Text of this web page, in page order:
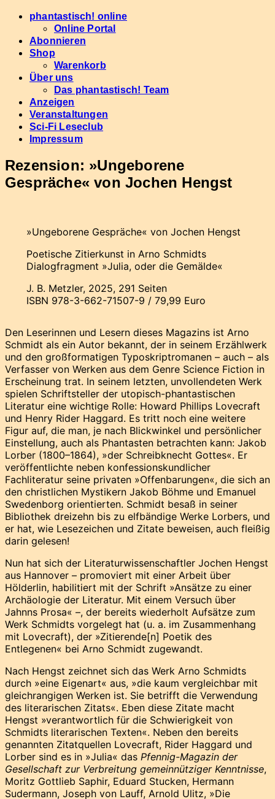
Skip
content
phantastisch! online
Online Portal
Abonnieren
Shop
Warenkorb
Über uns
Das phantastisch! Team
Anzeigen
Veranstaltungen
Sci-Fi Leseclub
Impressum
Rezension: »Ungeborene
Gespräche« von Jochen Hengst
»Ungeborene Gespräche« von Jochen Hengst
Poetische Zitierkunst in Arno Schmidts
Dialogfragment »Julia, oder die Gemälde«
J. B. Metzler, 2025, 291 Seiten
ISBN 978-3-662-71507-9 / 79,99 Euro
Den Leserinnen und Lesern dieses Magazins ist Arno
Schmidt als ein Autor bekannt, der in seinem Erzählwerk
und den großformatigen Typoskriptromanen – auch – als
Verfasser von Werken aus dem Genre Science Fiction in
Erscheinung trat. In seinem letzten, unvollendeten Werk
spielen Schriftsteller der utopisch-phantastischen
Literatur eine wichtige Rolle: Howard Phillips Lovecraft
und Henry Rider Haggard. Es tritt noch eine weitere
Figur auf, die man, je nach Blickwinkel und persönlicher
Einstellung, auch als Phantasten betrachten kann: Jakob
Lorber (1800–1864), »der Schreibknecht Gottes«. Er
veröffentlichte neben konfessionskundlicher
Fachliteratur seine privaten »Offenbarungen«, die sich an
den christlichen Mystikern Jakob Böhme und Emanuel
Swedenborg orientierten. Schmidt besaß in seiner
Bibliothek dreizehn bis zu elfbändige Werke Lorbers, und
er hat, wie Lesezeichen und Zitate beweisen, auch fleißig
darin gelesen!
Nun hat sich der Literaturwissenschaftler Jochen Hengst
aus Hannover – promoviert mit einer Arbeit über
Hölderlin, habilitiert mit der Schrift »Ansätze zu einer
Archäologie der Literatur. Mit einem Versuch über
Jahnns Prosa« –, der bereits wiederholt Aufsätze zum
Werk Schmidts vorgelegt hat (u. a. im Zusammenhang
mit Lovecraft), der »Zitierende[n] Poetik des
Entlegenen« bei Arno Schmidt zugewandt.
Nach Hengst zeichnet sich das Werk Arno Schmidts
durch »eine Eigenart« aus, »die kaum vergleichbar mit
gleichrangigen Werken ist. Sie betrifft die Verwendung
des literarischen Zitats«. Eben diese Zitate macht
Hengst »verantwortlich für die Schwierigkeit von
Schmidts literarischen Texten«. Neben den bereits
genannten Zitatquellen Lovecraft, Rider Haggard und
Lorber sind es in »Julia« das Pfennig-Magazin der
Gesellschaft zur Verbreitung gemeinnütziger Kenntnisse,
Moritz Gottlieb Saphir, Eduard Stucken, Hermann
Sudermann, Joseph von Lauff, Arnold Ulitz, »Die